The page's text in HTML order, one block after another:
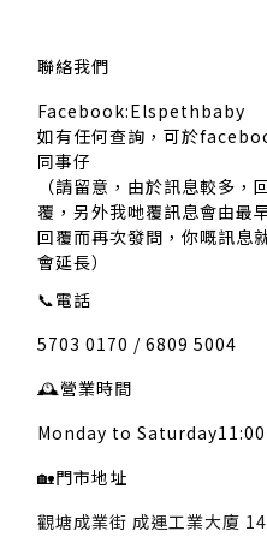
聯絡我們
Facebook:Elspethbaby
如有任何查詢，可於
同事仔
（請留意，由於訊息較多
覆，另外我哋覆訊息會由最
回覆而再次發問，你嘅訊息
會延長）
📞電話
5703 0170 / 6809 5004
🕰️營業時間
Monday to
🏡門市地址
觀塘成業街 成運工業大廈